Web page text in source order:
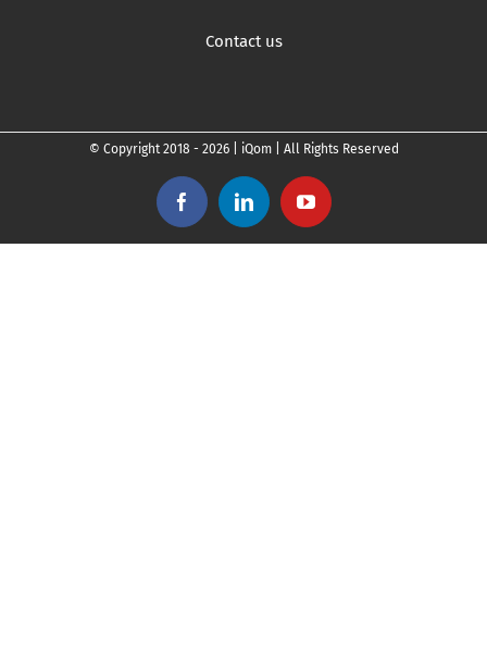
Contact us
© Copyright 2018 - 2026 | iQom | All Rights Reserved
FacebookLinkedInYouTube